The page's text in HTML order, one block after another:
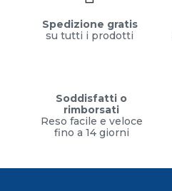
Spedizione gratis
su tutti i prodotti
Soddisfatti o
rimborsati
Reso facile e veloce
fino a 14 giorni